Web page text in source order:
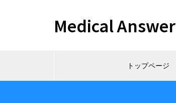
Medical Answer
トップページ